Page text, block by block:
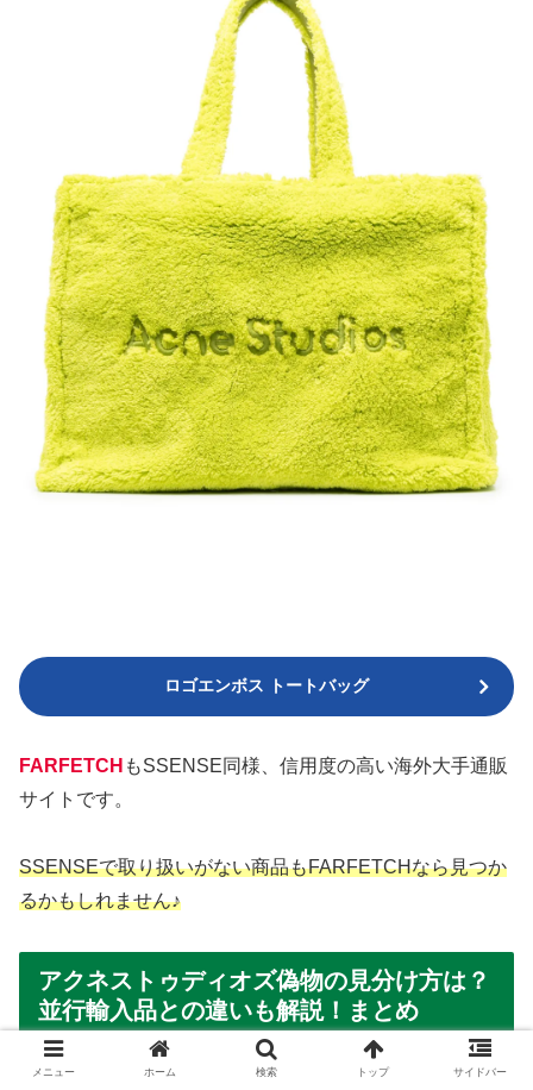
ロゴエンボス トートバッグ
FARFETCH もSSENSE同様、信用度の高い海外大手通販
サイトです。
SSENSEで取り扱いがない商品もFARFETCHなら見つか
るかもしれません♪
アクネストゥディオズ偽物の見分け方は？
並行輸入品との違いも解説！まとめ
メニュー ホーム 検索 トップ サイドバー